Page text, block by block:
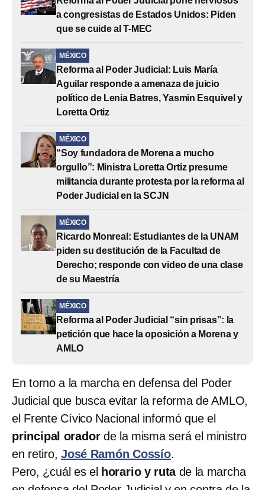
a congresistas de Estados Unidos: Piden
que se cuide al T-MEC
MÉXICO
Reforma al Poder Judicial: Luis María
Aguilar responde a amenaza de juicio
político de Lenia Batres, Yasmin Esquivel y
Loretta Ortiz
MÉXICO
“Soy fundadora de Morena a mucho
orgullo”: Ministra Loretta Ortiz presume
militancia durante protesta por la reforma al
Poder Judicial en la SCJN
MÉXICO
Ricardo Monreal: Estudiantes de la UNAM
piden su destitución de la Facultad de
Derecho; responde con video de una clase
de su Maestría
MÉXICO
Reforma al Poder Judicial “sin prisas”: la
petición que hace la oposición a Morena y
AMLO
En torno a la marcha en defensa del Poder
Judicial que busca evitar la reforma de AMLO,
el Frente Cívico Nacional informó que el
principal oradorde la misma será el ministro
en retiro, José Ramón Cossío.
Pero, ¿cuál es el horario y rutade la marcha